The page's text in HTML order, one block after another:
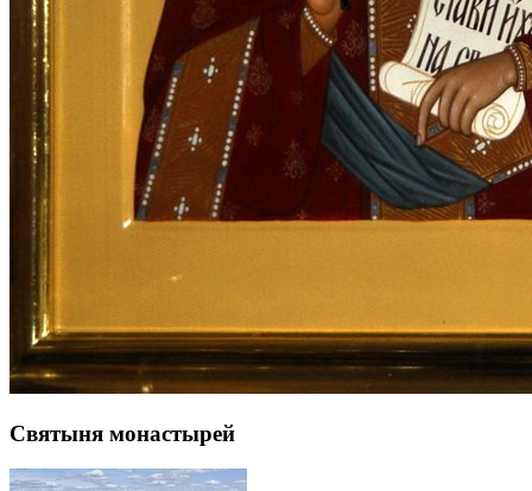
Святыня монастырей